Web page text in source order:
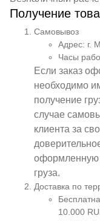
Получение
Самовывоз
Адрес: г.
Часы
Если заказ
необходимо
получение
случае
клиента за
оформленную
груза.
Доставка по
10.000